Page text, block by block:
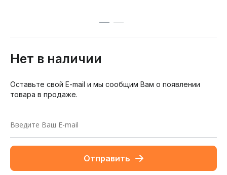
Нет в наличии
Оставьте свой E-mail и мы сообщим Вам о появлении
товара в продаже.
Отправить